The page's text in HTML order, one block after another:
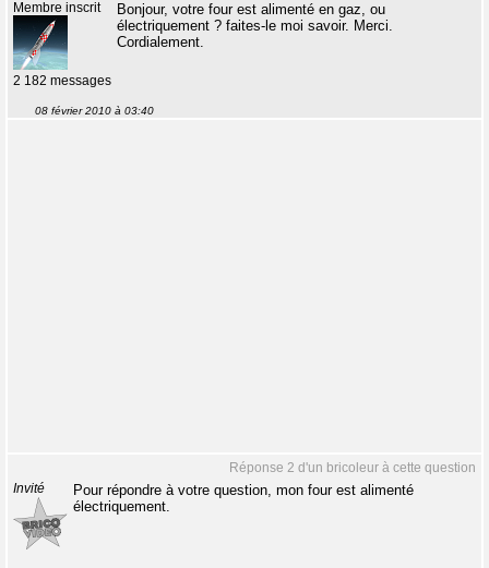
Membre inscrit
2 182 messages
Bonjour, votre four est alimenté en gaz, ou
électriquement ? faites-le moi savoir. Merci.
Cordialement.
08 février 2010 à 03:40
Réponse 2 d'un bricoleur à cette question
Invité
Pour répondre à votre question, mon four est alimenté
électriquement.